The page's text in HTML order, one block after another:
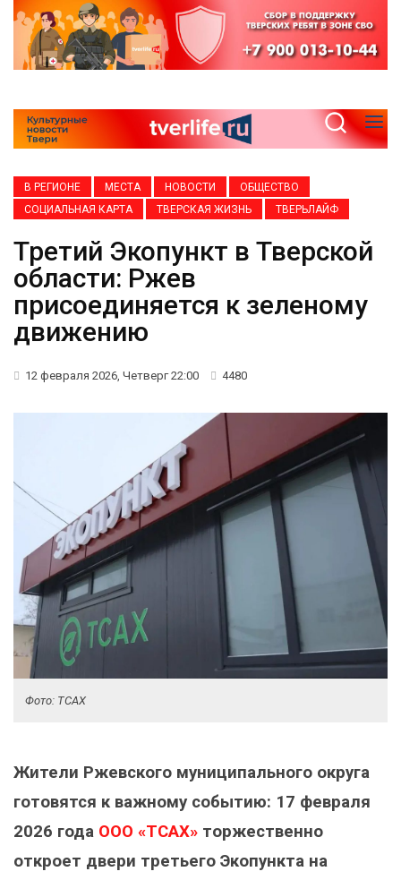
В РЕГИОНЕ МЕСТА НОВОСТИ
ОБЩЕСТВО
СОЦИАЛЬНАЯ КАРТА
ТВЕРСКАЯ ЖИЗНЬ ТВЕРЬЛАЙФ
Третий Экопункт в Тверской
области: Ржев
присоединяется к зеленому
движению
12 февраля 2026, Четверг 22:00 4480
Фото: ТСАХ
Жители Ржевского муниципального округа
готовятся к важному событию: 17 февраля
2026 года ООО «ТСАХ» торжественно
откроет двери третьего Экопункта на